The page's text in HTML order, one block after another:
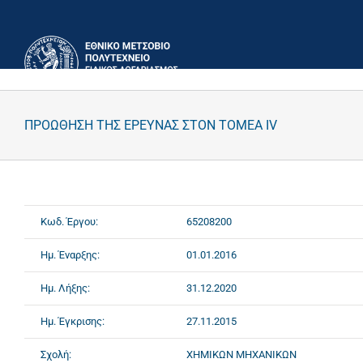
περιεχόμενο
ΠΡΟΩΘΗΣΗ ΤΗΣ ΕΡΕΥΝΑΣ ΣΤΟΝ ΤΟΜΕΑ IV
Κωδ. Έργου: 65208200
Ημ. Έναρξης: 01.01.2016
Ημ. Λήξης: 31.12.2020
Ημ. Έγκρισης: 27.11.2015
Σχολή: ΧΗΜΙΚΩΝ ΜΗΧΑΝΙΚΩΝ